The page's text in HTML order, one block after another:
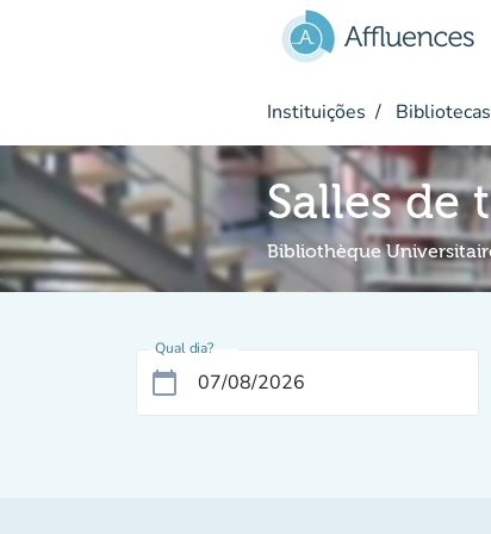
Instituições
Salles de
Bibliothèque
Qual dia?
calendar_today